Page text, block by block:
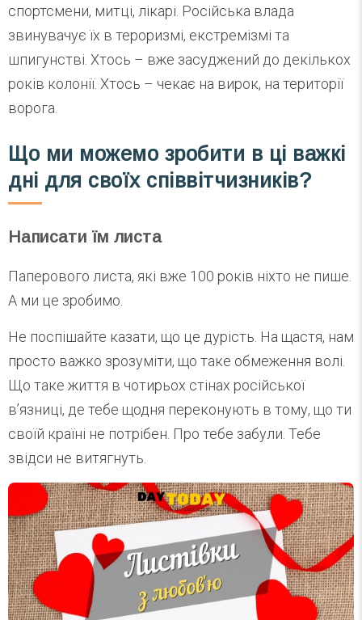
спортсмени, митці, лікарі. Російська влада
звинувачує їх в тероризмі, екстремізмі та
шпигунстві. Хтось – вже засуджений до декількох
років колонії. Хтось – чекає на вирок, на території
ворога.
Що ми можемо зробити в ці важкі
дні для своїх співвітчизників?
Написати їм листа
Паперового листа, які вже 100 років ніхто не пише.
А ми це зробимо.
Не поспішайте казати, що це дурість. На щастя, нам
просто важко зрозуміти, що таке обмеження волі.
Що таке життя в чотирьох стінах російської
в’язниці, де тебе щодня переконують в тому, що ти
своїй країні не потрібен. Про тебе забули. Тебе
звідси не витягнуть.